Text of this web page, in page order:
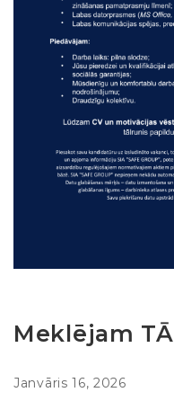
Meklējam
Janvāris 16, 2026